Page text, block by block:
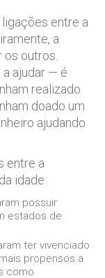
entre a
a
outros.
ajudar — é
realizado
doado um
ajudando
entre a
idade:
possuir
estados de
ter vivenciado
propensos a
como